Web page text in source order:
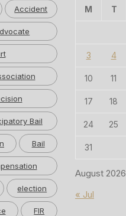
Accident
Bail
Bail
election
FIR
August 2026
M T
3 4
10 11
17 18
24 25
31
« Jul